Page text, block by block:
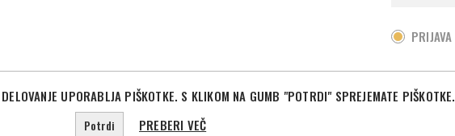
PRIJAVA
©2026 Sport Store. Vse pravice pridržane.
nopCommerce Designed byNop-Templates.com
UPORABLJA PIŠKOTKE. S KLIKOM NA GUMB "POTRDI" SPREJEMATE PIŠKOTKE.
Potrdi PREBERI VEČ